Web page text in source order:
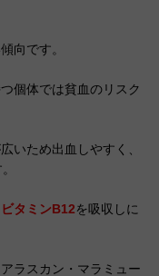
向です。
個体では貧血のリスク
いため出血しやすく、
ビタミンB12を吸収しに
ラスカン・マラミュー